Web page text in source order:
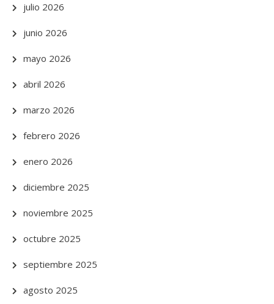
julio 2026
junio 2026
mayo 2026
abril 2026
marzo 2026
febrero 2026
enero 2026
diciembre 2025
noviembre 2025
octubre 2025
septiembre 2025
agosto 2025